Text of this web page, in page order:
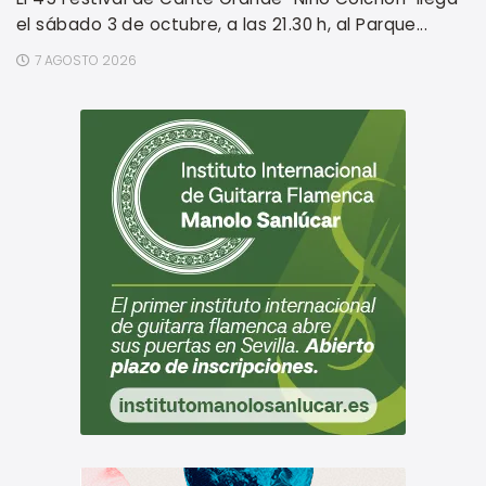
el sábado 3 de octubre, a las 21.30 h, al Parque...
7 AGOSTO 2026